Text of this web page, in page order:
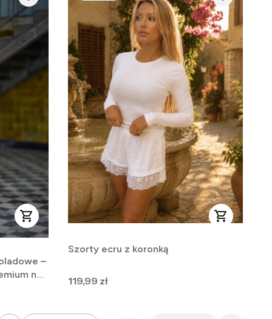
–
na
Szorty ecru z koronką
Cena
119,99 zł